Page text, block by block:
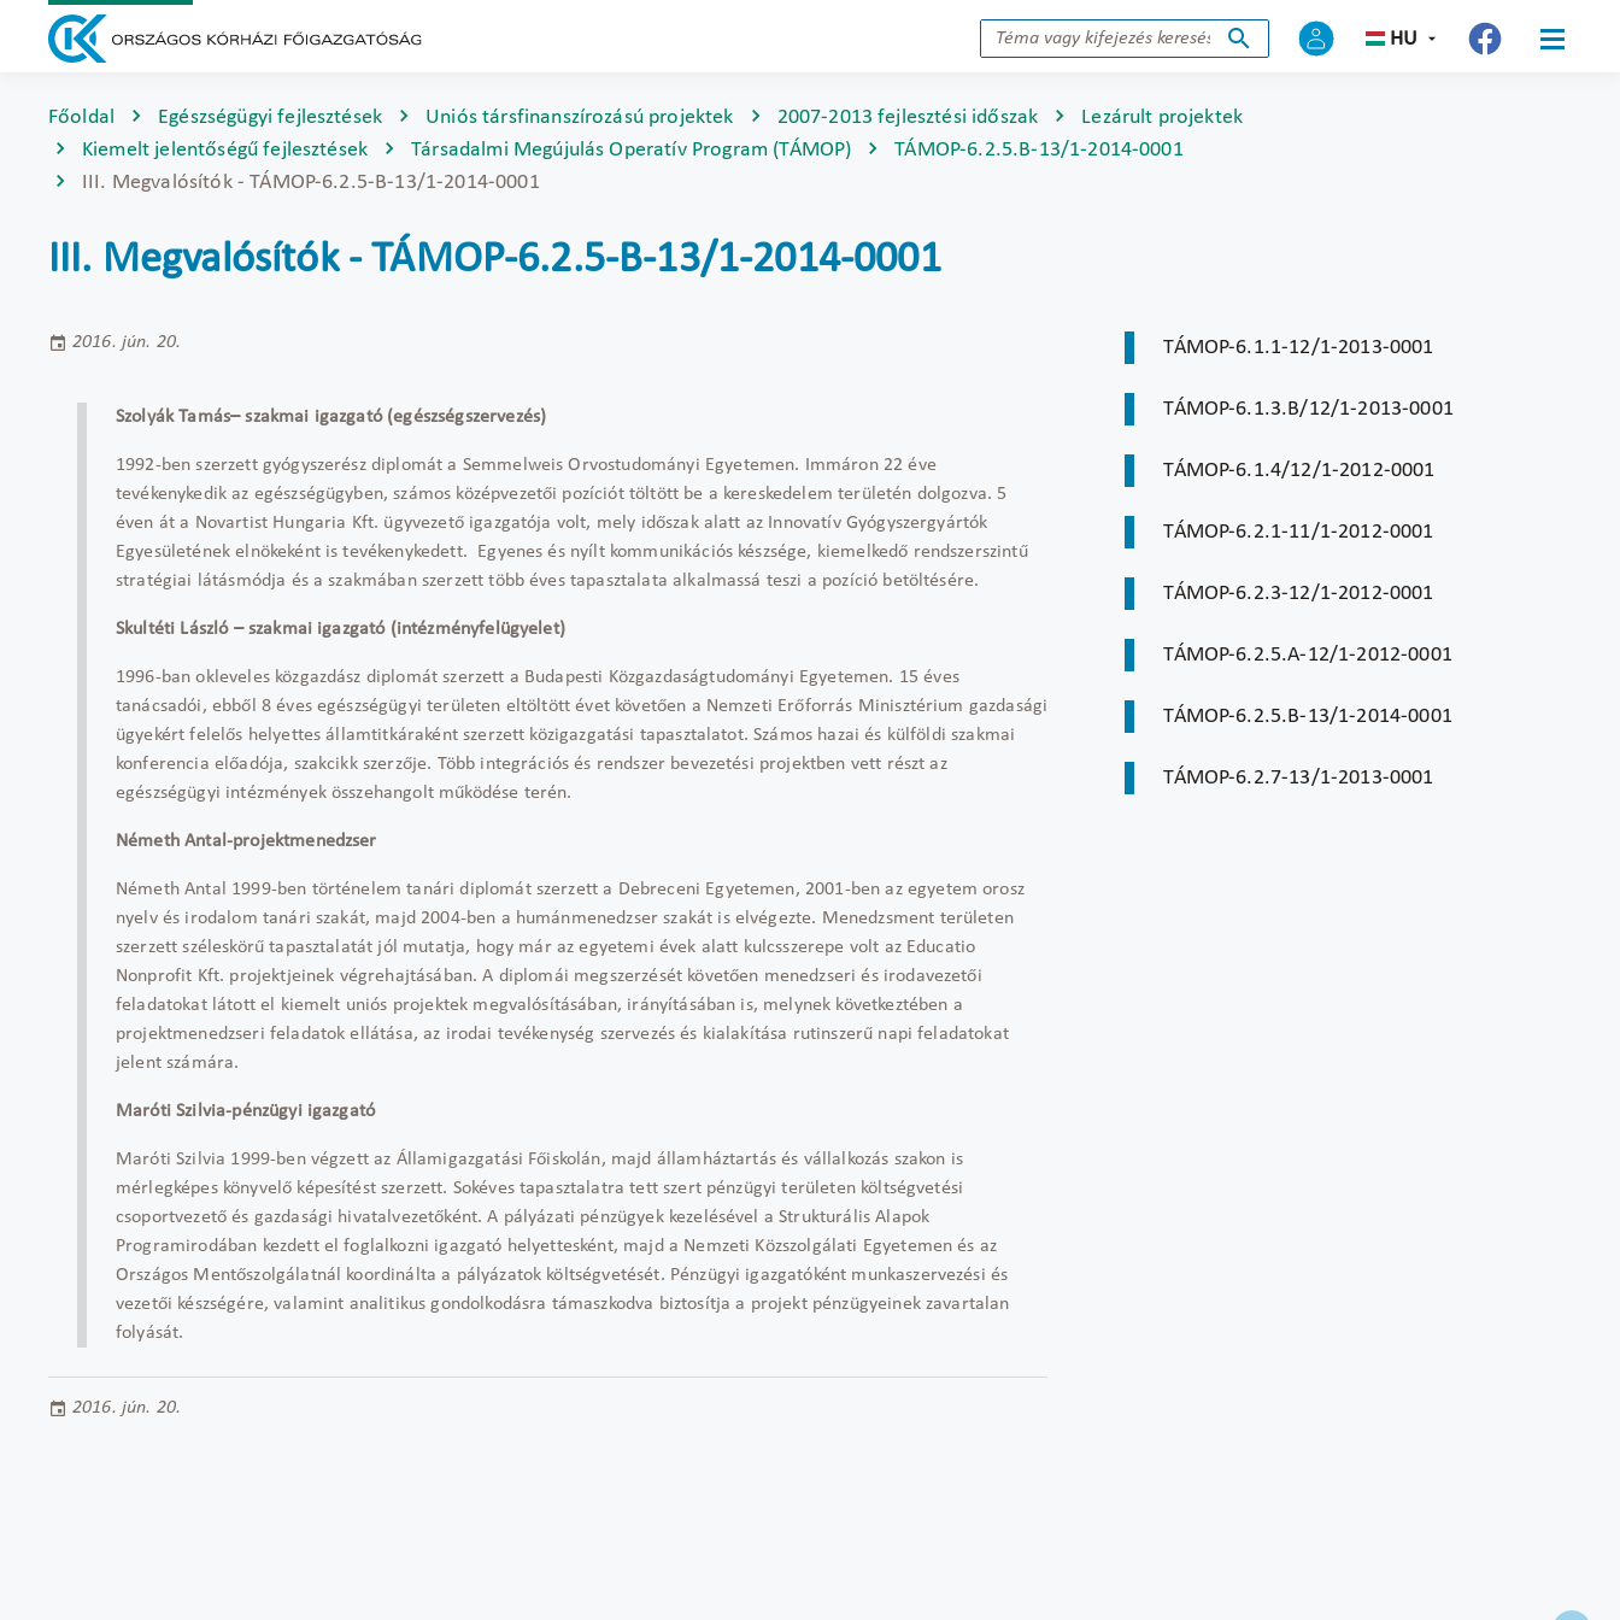
HU
Főoldal Egészségügyi fejlesztések Uniós társfinanszírozású projektek 2007-2013 fejlesztési időszak
Lezárult projektek
Kiemelt jelentőségű fejlesztések
Társadalmi Megújulás Operatív Program (TÁMOP)
TÁMOP-6.2.5.B-13/1-2014-0001
III. Megvalósítók - TÁMOP-6.2.5-B-13/1-2014-0001
III. Megvalósítók - TÁMOP-6.2.5-B-13/1-2014-0001
2016. jún. 20.
Szolyák Tamás– szakmai igazgató (egészségszervezés)
1992-ben szerzett gyógyszerész diplomát a Semmelweis Orvostudományi Egyetemen. Immáron 22 éve
tevékenykedik az egészségügyben, számos középvezetői pozíciót töltött be a kereskedelem területén dolgozva. 5
éven át a Novartist Hungaria Kft. ügyvezető igazgatója volt, mely időszak alatt az Innovatív Gyógyszergyártók
Egyesületének elnökeként is tevékenykedett. Egyenes és nyílt kommunikációs készsége, kiemelkedő rendszerszintű
stratégiai látásmódja és a szakmában szerzett több éves tapasztalata alkalmassá teszi a pozíció betöltésére.
Skultéti László – szakmai igazgató (intézményfelügyelet)
1996-ban okleveles közgazdász diplomát szerzett a Budapesti Közgazdaságtudományi Egyetemen. 15 éves
tanácsadói, ebből 8 éves egészségügyi területen eltöltött évet követően a Nemzeti Erőforrás Minisztérium gazdasági
ügyekért felelős helyettes államtitkáraként szerzett közigazgatási tapasztalatot. Számos hazai és külföldi szakmai
konferencia előadója, szakcikk szerzője. Több integrációs és rendszer bevezetési projektben vett részt az
egészségügyi intézmények összehangolt működése terén.
Németh Antal-projektmenedzser
Németh Antal 1999-ben történelem tanári diplomát szerzett a Debreceni Egyetemen, 2001-ben az egyetem orosz
nyelv és irodalom tanári szakát, majd 2004-ben a humánmenedzser szakát is elvégezte. Menedzsment területen
szerzett széleskörű tapasztalatát jól mutatja, hogy már az egyetemi évek alatt kulcsszerepe volt az Educatio
Nonprofit Kft. projektjeinek végrehajtásában. A diplomái megszerzését követően menedzseri és irodavezetői
feladatokat látott el kiemelt uniós projektek megvalósításában, irányításában is, melynek következtében a
projektmenedzseri feladatok ellátása, az irodai tevékenység szervezés és kialakítása rutinszerű napi feladatokat
jelent számára.
Maróti Szilvia-pénzügyi igazgató
Maróti Szilvia 1999-ben végzett az Államigazgatási Főiskolán, majd államháztartás és vállalkozás szakon is
mérlegképes könyvelő képesítést szerzett. Sokéves tapasztalatra tett szert pénzügyi területen költségvetési
csoportvezető és gazdasági hivatalvezetőként. A pályázati pénzügyek kezelésével a Strukturális Alapok
Programirodában kezdett el foglalkozni igazgató helyettesként, majd a Nemzeti Közszolgálati Egyetemen és az
Országos Mentőszolgálatnál koordinálta a pályázatok költségvetését. Pénzügyi igazgatóként munkaszervezési és
vezetői készségére, valamint analitikus gondolkodásra támaszkodva biztosítja a projekt pénzügyeinek zavartalan
folyását.
2016. jún. 20.
TÁMOP-6.1.1-12/1-2013-0001
TÁMOP-6.1.3.B/12/1-2013-0001
TÁMOP-6.1.4/12/1-2012-0001
TÁMOP-6.2.1-11/1-2012-0001
TÁMOP-6.2.3-12/1-2012-0001
TÁMOP-6.2.5.A-12/1-2012-0001
TÁMOP-6.2.5.B-13/1-2014-0001
TÁMOP-6.2.7-13/1-2013-0001